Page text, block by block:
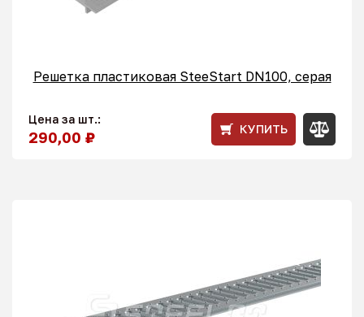
Решетка пластиковая SteeStart DN100, серая
Цена за шт.:
290,00 ₽ КУПИТЬ